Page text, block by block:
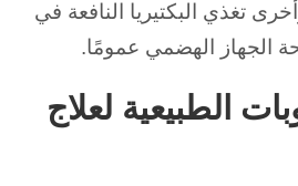
تغذي البكتيريا النافعة في
الجهاز الهضمي عمومًا.
الطبيعية لعلاج